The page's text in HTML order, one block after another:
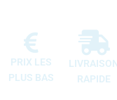
PRIX LES
PLUS BAS
RAPIDE